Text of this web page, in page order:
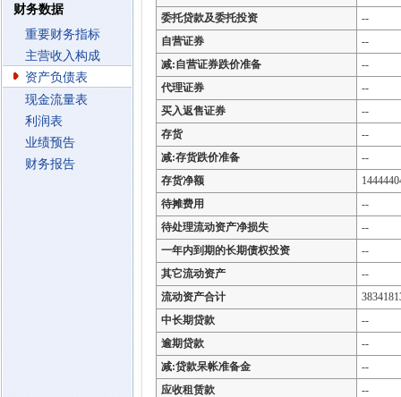
财务数据
重要财务指标
主营收入构成
资产负债表
现金流量表
利润表
业绩预告
财务报告
委托贷款及委托投资
--
自营证券
--
减:自营证券跌价准备
--
代理证券
--
买入返售证券
--
存货
--
减:存货跌价准备
--
存货净额
待摊费用
--
待处理流动资产净损失
--
一年内到期的长期债权投资
--
其它流动资产
--
流动资产合计
中长期贷款
--
逾期贷款
--
减:贷款呆帐准备金
--
应收租赁款
--